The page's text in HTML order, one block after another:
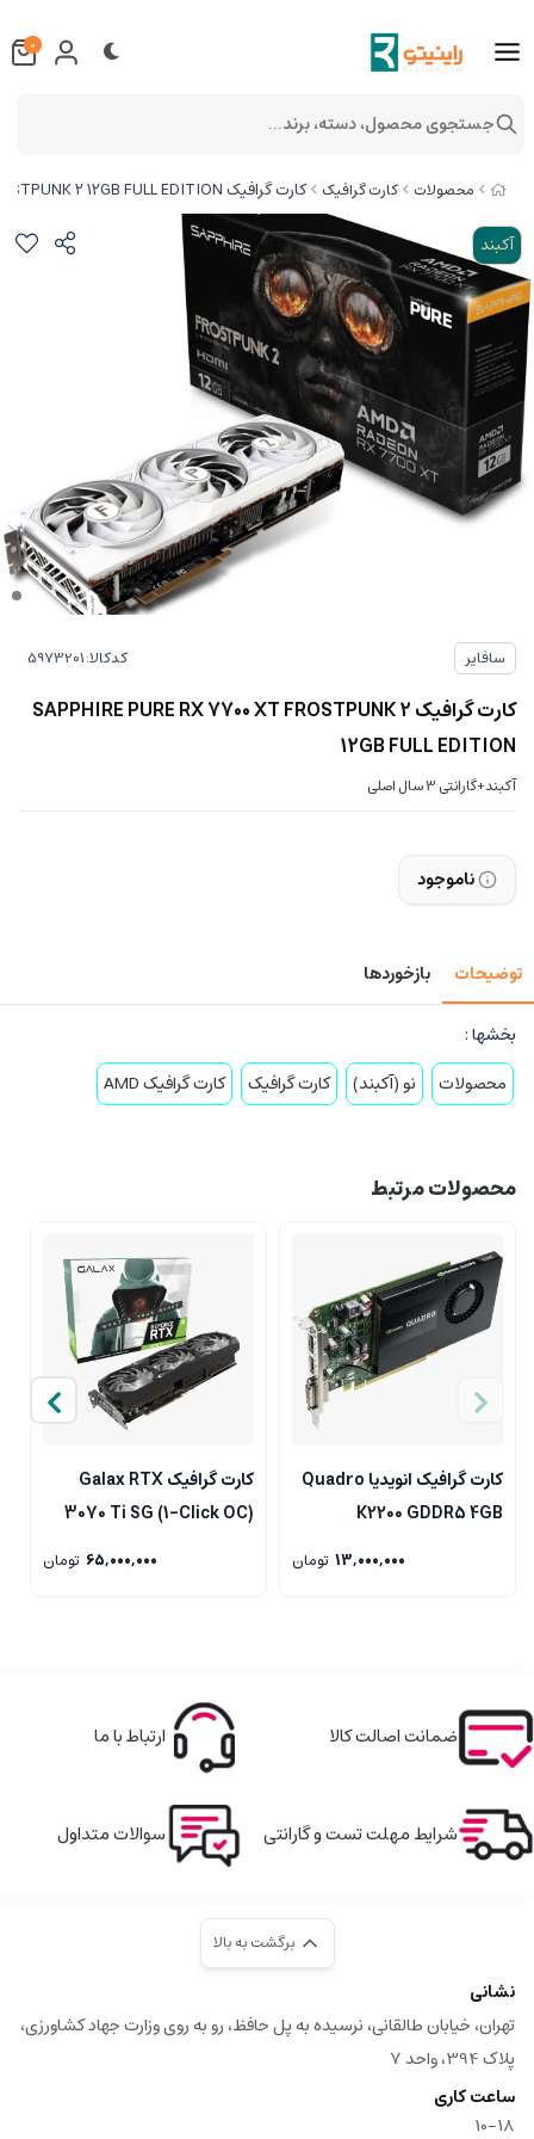
محصولات کارت گرافیک
کارت گرافیک SAPPHIRE PURE RX 7700 XT FROSTPUNK 2 12GB FULL EDITION
آکبند
سافایر کدکالا:
کارت گرافیک SAPPHIRE PURE RX 7700 XT FROSTPUNK 2
12GB FULL EDITION
آکبند+گارانتی 3 سال اصلی
ناموجود
توضیحات بازخوردها
بخشها :
محصولات
نو (آکبند) کارت گرافیک کارت گرافیک AMD
محصولات مرتبط
کارت گرافیک انویدیا Quadro
K2200 GDDR5 4GB
13,000,000 تومان
کارت گرافیک Galax RTX
3070 Ti SG (1-Click OC)
65,000,000 تومان
ضمانت اصالت کالا ارتباط با ما
شرایط مهلت تست و گارانتی سوالات متداول
برگشت به بالا
نشانی
تهران، خیابان طالقانی، نرسیده به پل حافظ، رو به روی وزارت جهاد کشاورزی،
پلاک 394، واحد 7
ساعت کاری
10-18
0
جستجوی محصول، دسته، برند...